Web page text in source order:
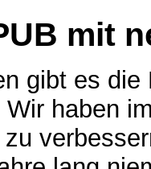
mit
gibt es die
Wir haben